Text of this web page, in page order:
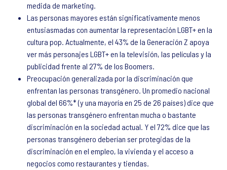
medida de marketing.
Las personas mayores están significativamente menos
entusiasmadas con aumentar la representación LGBT+ en la
cultura pop. Actualmente, el 43% de la Generación Z apoya
ver más personajes LGBT+ en la televisión, las películas y la
publicidad frente al 27% de los Boomers.
Preocupación generalizada por la discriminación que
enfrentan las personas transgénero. Un promedio nacional
global del 66%* (y una mayoría en 25 de 26 países) dice que
las personas transgénero enfrentan mucha o bastante
discriminación en la sociedad actual. Y el 72% dice que las
personas transgénero deberían ser protegidas de la
discriminación en el empleo, la vivienda y el acceso a
negocios como restaurantes y tiendas.